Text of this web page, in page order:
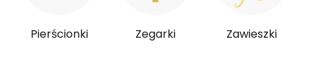
Pierścionki Zegarki Zawieszki